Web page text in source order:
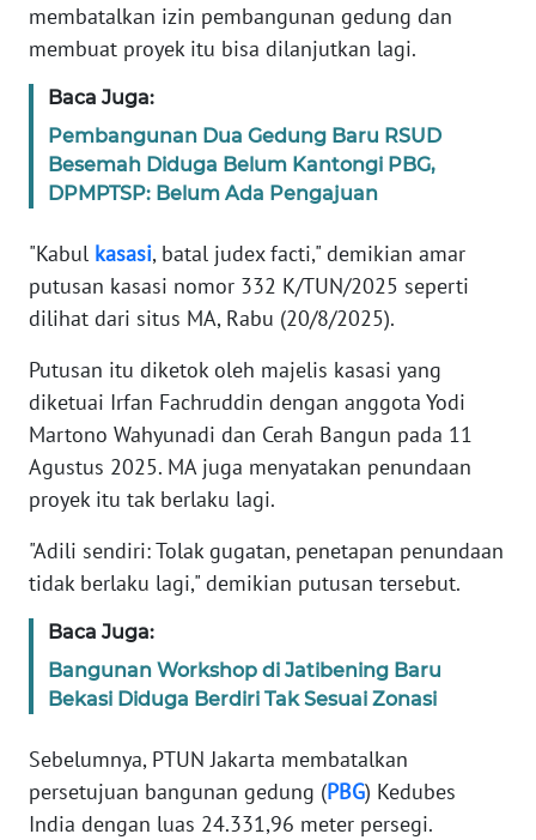
membatalkan izin pembangunan gedung dan
membuat proyek itu bisa dilanjutkan lagi.
Baca Juga:
Pembangunan Dua Gedung Baru RSUD
Besemah Diduga Belum Kantongi PBG,
DPMPTSP: Belum Ada Pengajuan
"Kabul kasasi, batal judex facti," demikian amar
putusan kasasi nomor 332 K/TUN/2025 seperti
dilihat dari situs MA, Rabu (20/8/2025).
Putusan itu diketok oleh majelis kasasi yang
diketuai Irfan Fachruddin dengan anggota Yodi
Martono Wahyunadi dan Cerah Bangun pada 11
Agustus 2025. MA juga menyatakan penundaan
proyek itu tak berlaku lagi.
"Adili sendiri: Tolak gugatan, penetapan penundaan
tidak berlaku lagi," demikian putusan tersebut.
Baca Juga:
Bangunan Workshop di Jatibening Baru
Bekasi Diduga Berdiri Tak Sesuai Zonasi
Sebelumnya, PTUN Jakarta membatalkan
persetujuan bangunan gedung (PBG) Kedubes
India dengan luas 24.331,96 meter persegi.
KONTAK
KAMI
INFO
IKLAN
TENTANG
PEDOMAN
MEDIA
REDAKSI
KARIR
Wahana
Regional
WN
WN
JAKARTA